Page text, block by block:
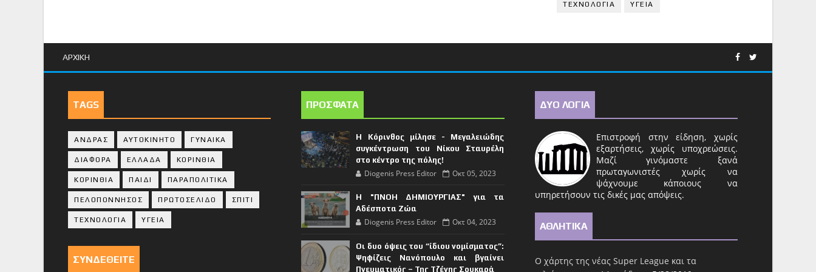
ΤΕΧΝΟΛΟΓΙΑ ΥΓΕΙΑ
ΑΡΧΙΚΗ
TAGS
ΑΝΔΡΑΣ ΑΥΤΟΚΙΝΗΤΟ ΓΥΝΑΙΚΑ
ΔΙΑΦΟΡΑ ΕΛΛΑΔΑ ΚΟΡΙΝΘΙΑ
ΚΟΡΙΝΘΙA ΠΑΙΔΙ ΠΑΡΑΠΟΛΙΤΙΚΑ
ΠΕΛΟΠΟΝΝΗΣΟΣ ΠΡΩΤΟΣΕΛΙΔΟ ΣΠΙΤΙ
ΤΕΧΝΟΛΟΓΙΑ ΥΓΕΙΑ
ΣΥΝΔΕΘΕΙΤΕ
ΠΡΟΣΦΑΤΑ
Η Κόρινθος μίλησε - Μεγαλειώδης
συγκέντρωση του Νίκου Σταυρέλη
στο κέντρο της πόλης!
Diogenis Press Editor Οκτ 05, 2023
Η "ΠΝΟΗ ΔΗΜΙΟΥΡΓΙΑΣ" για τα
Αδέσποτα Ζώα
Diogenis Press Editor Οκτ 04, 2023
Οι δυο όψεις του “ίδιου νομίσματος”:
Ψηφίζεις Νανόπουλο και βγαίνει
Πνευματικός – Της Τζένης Σουκαρά
ΔΥΟ ΛΟΓΙΑ
Επιστροφή στην είδηση, χωρίς
εξαρτήσεις, χωρίς υποχρεώσεις.
Μαζί γινόμαστε ξανά
πρωταγωνιστές χωρίς να
ψάχνουμε κάποιους να
υπηρετήσουν τις δικές μας απόψεις.
ΑΘΛΗΤΙΚΑ
Ο χάρτης της νέας Super League και τα